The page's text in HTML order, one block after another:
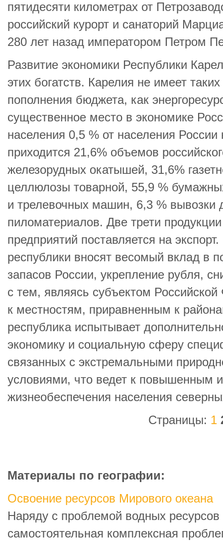
пятидесяти километрах от
российский курорт и санаторий
280 лет назад императором Петром
Развитие экономики Республики
этих богатств. Карелия не имеет
пополнения бюджета, как
существенное место в экономике
населения 0,5 % от населения
приходится 21,6% объемов
железорудных окатышей, 31,6%
целлюлозы товарной, 55,9 %
и трелевочных машин, 6,3 % вывозки
пиломатериалов. Две трети
предприятий поставляется на
республики вносят весомый вклад в
запасов России, укрепление рубля,
с тем, являясь субъектом
к местностям, приравненным к
республика испытывает
экономику и социальную сферу
связанных с экстремальными
условиями, что ведет к повышенным
жизнеобеспечения населения
Страницы: 1
Материалы по географии:
Освоение ресурсов Мирового океана
Наряду с проблемой водных
самостоятельная комплексная